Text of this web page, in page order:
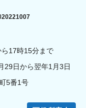
17時15分まで
29日から翌年1月3日
5番1号